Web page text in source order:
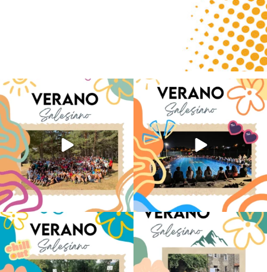
Quintanar ha reunido a los Centro
Juveniles de ...
144 1
Volvemos con el corazón bien llenito de
ADOS...
36
Los alumnos de 6º de Primaria, 1º y 2º de
la ESO...
147 2
La diversión y la alegría también se han
sentido...
98 0